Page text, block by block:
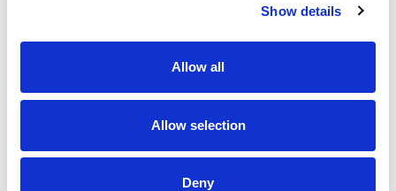
Show details
Allow all
Allow selection
Deny
Più di
diverse regioni nel